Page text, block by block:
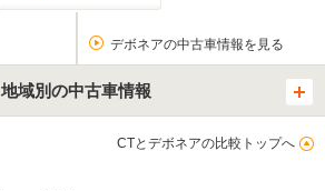
デボネアの中古車情報を見る
地域別の中古車情報
CTとデボネアの比較トップへ